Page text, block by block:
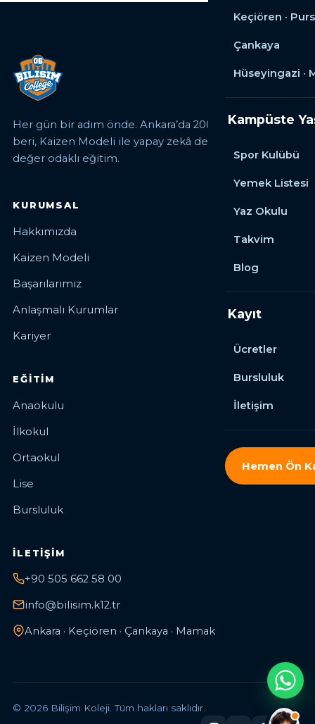
Keçiören ·
Çankaya
Hüseyingazi ·
Kampüste
Spor Kulübü
Yemek Listesi
Yaz Okulu
Takvim
Blog
Kayıt
Ücretler
Bursluluk
İletişim
Hemen Ön
Her gün bir adım önde. Ankara’da 2006’dan
beri, Kaizen Modeli ile yapay zekâ destekli,
değer odaklı eğitim.
KURUMSAL
Hakkımızda
Kaizen Modeli
Başarılarımız
Anlaşmalı Kurumlar
Kariyer
EĞITIM
Anaokulu
İlkokul
Ortaokul
Lise
Bursluluk
İLETIŞIM
+90 505 662 58 00
info@bilisim.k12.tr
Ankara · Keçiören · Çankaya · Mamak
© 2026 Bilişim Koleji. Tüm hakları saklıdır.